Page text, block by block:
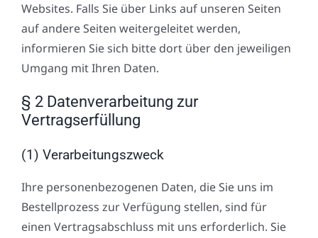
Websites. Falls Sie über Links auf unseren Seiten
auf andere Seiten weitergeleitet werden,
informieren Sie sich bitte dort über den jeweiligen
Umgang mit Ihren Daten.
§ 2 Datenverarbeitung zur
Vertragserfüllung
(1) Verarbeitungszweck
Ihre personenbezogenen Daten, die Sie uns im
Bestellprozess zur Verfügung stellen, sind für
einen Vertragsabschluss mit uns erforderlich. Sie